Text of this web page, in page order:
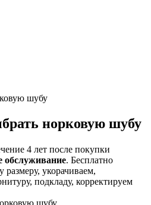
шубу
норковую шубу
4 лет после покупки
обслуживание. Бесплатно
укорачиваем,
подкладу, корректируем